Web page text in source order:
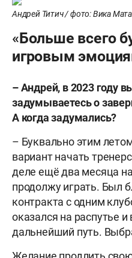
Андрей Титич / фото: Вика
«Больше всего
игровым
– Андрей, в 2023 году
задумываетесь о
А когда задумались?
– Буквально этим
вариант начать
деле ещё два месяца
продолжу играть. Был
контракта с одним
оказался на распутье
дальнейший путь.